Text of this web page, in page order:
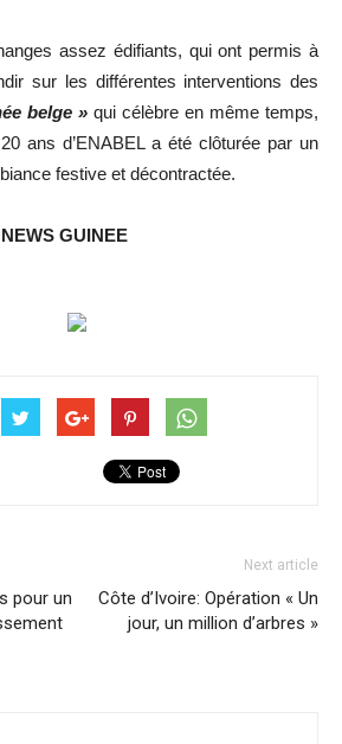
assez édifiants, qui ont permis à
sur les différentes interventions des
belge » qui célèbre en même temps,
ans d’ENABEL a été clôturée par un
festive et décontractée.
GUINEE
pour un
Next article
Côte d’Ivoire: Opération « Un
jour, un million d’arbres »